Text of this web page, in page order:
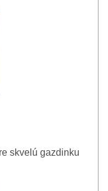
skvelú gazdinku